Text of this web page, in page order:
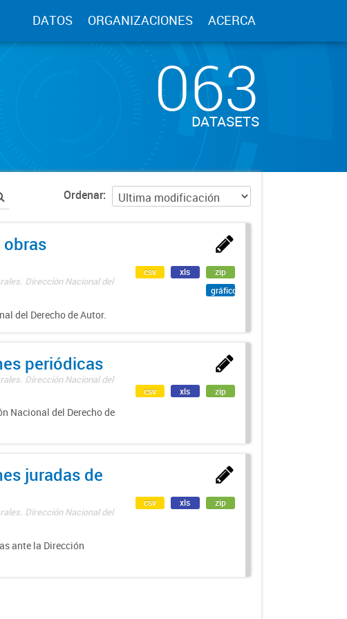
DATOS ORGANIZACIONES ACERCA
063
DATASETS
Ordenar
Dirección Nacional del
del Derecho de Autor.
csv xls
zip
gráfico
periódicas
Dirección Nacional del
Nacional del Derecho de
csv xls zip
juradas de
Dirección Nacional del
ante la Dirección
csv xls zip